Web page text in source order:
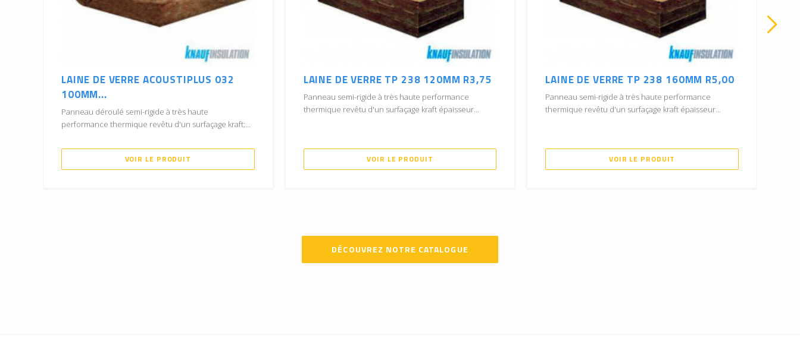
LAINE DE VERRE ACOUSTIPLUS 032
100MM...
Panneau déroulé semi-rigide à très haute
performance thermique revêtu d'un surfaçage kraft;...
VOIR LE PRODUIT
LAINE DE VERRE TP 238 120MM R3,75
Panneau semi-rigide à très haute performance
thermique revêtu d'un surfaçage kraft épaisseur...
VOIR LE PRODUIT
LAINE DE VERRE TP 238 160MM R5,00
Panneau semi-rigide à très haute performance
thermique revêtu d'un surfaçage kraft épaisseur...
VOIR LE PRODUIT
DÉCOUVREZ NOTRE CATALOGUE